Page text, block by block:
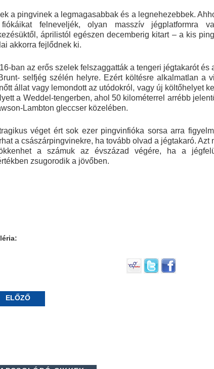
a pingvinek a legmagasabbak és a legnehezebbek.
felneveljék, olyan masszív jégplatformra
áprilistól egészen decemberig kitart – a kis
akkorra fejlődnek ki.
ban az erős szelek felszaggatták a tengeri jégtakarót és
selfjég szélén helyre. Ezért költésre alkalmatlan a
állat vagy lemondott az utódokról, vagy új költőhelyet
a Weddel-tengerben, ahol 50 kilométerrel arrébb
Lambton gleccser közelében.
véget ért sok ezer pingvinfióka sorsa arra
a császárpingvinekre, ha tovább olvad a jégtakaró. Azt
a számuk az évszázad végére, ha a
zsugorodik a jövőben.
ELŐZŐ